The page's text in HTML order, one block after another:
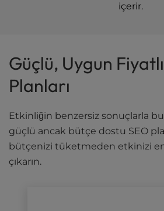
içerir.
Güçlü, Uygun
Planları
Etkinliğin benzersiz sonuçlarla
güçlü ancak bütçe dostu SEO
bütçenizi tüketmeden etkinizi
çıkarın.